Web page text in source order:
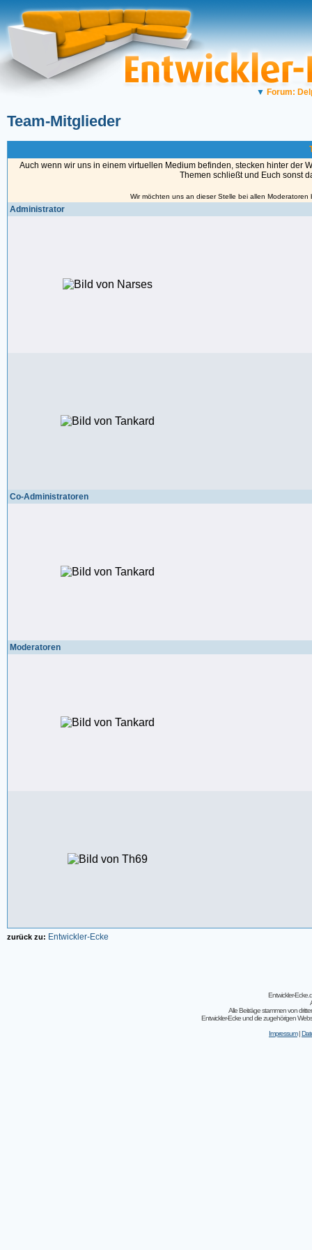
▼ Forum:
Team-Mitglieder
Auch wenn wir uns in einem virtuellen Medium befinden, stecken hinter der
Themen schließt und Euch sonst
Wir möchten uns an dieser Stelle bei allen
Administrator
Co-Administratoren
Moderatoren
zurück zu: Entwickler-Ecke
Entwickler-
Alle Beiträge stammen von
Entwickler-Ecke und die zugehörigen
Impressum|